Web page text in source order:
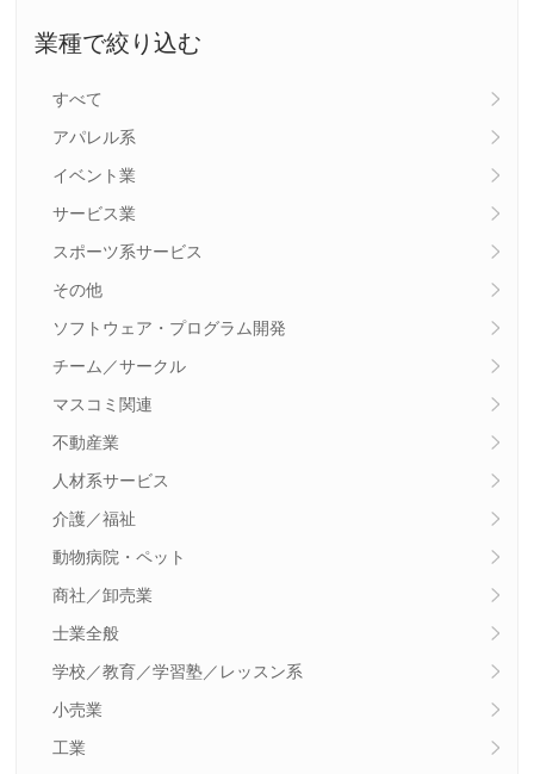
業種で絞り込む
すべて
アパレル系
イベント業
サービス業
スポーツ系サービス
その他
ソフトウェア・プログラム開発
チーム／サークル
マスコミ関連
不動産業
人材系サービス
介護／福祉
動物病院・ペット
商社／卸売業
士業全般
学校／教育／学習塾／レッスン系
小売業
工業